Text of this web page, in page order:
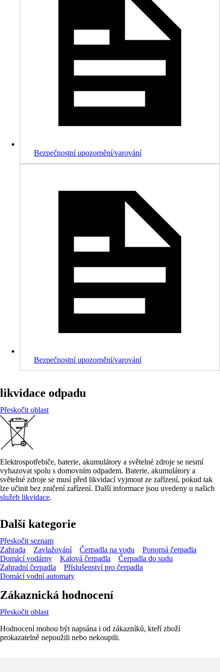
Bezpečnostní upozornění/varování
Bezpečnostní upozornění/varování
likvidace odpadu
Přeskočit oblast
Elektrospotřebiče, baterie, akumulátory a světelné zdroje se nesmí
vyhazovat spolu s domovním odpadem. Baterie, akumulátory a
světelné zdroje se musí před likvidací vyjmout ze zařízení, pokud tak
lze učinit bez zničení zařízení. Další informace jsou uvedeny u našich
služeb likvidace.
Další kategorie
Přeskočit seznam
Zahrada
Zavlažování Čerpadla na vodu
Ponorná čerpadla
Domácí vodárny
Kalová čerpadla
Čerpadla do sudu
Zahradní čerpadla
Příslušenství pro čerpadla
Domácí vodní automaty
Zákaznická hodnocení
Přeskočit oblast
Hodnocení mohou být napsána i od zákazníků, kteří zboží
prokazatelně nepoužili nebo nekoupili.